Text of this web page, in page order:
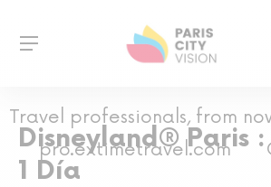
Travel professionals, from
pro.extimetravel.com
Disneyland® Paris :
1 Día